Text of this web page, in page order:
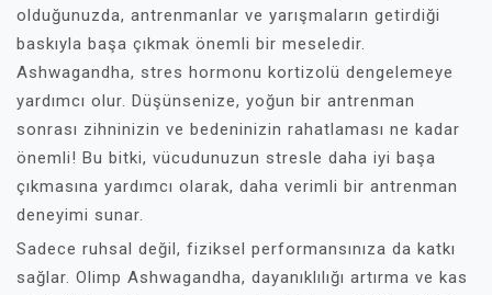
olduğunuzda, antrenmanlar ve yarışmaların getirdiği
baskıyla başa çıkmak önemli bir meseledir.
Ashwagandha, stres hormonu kortizolü dengelemeye
yardımcı olur. Düşünsenize, yoğun bir antrenman
sonrası zihninizin ve bedeninizin rahatlaması ne kadar
önemli! Bu bitki, vücudunuzun stresle daha iyi başa
çıkmasına yardımcı olarak, daha verimli bir antrenman
deneyimi sunar.
Sadece ruhsal değil, fiziksel performansınıza da katkı
sağlar. Olimp Ashwagandha, dayanıklılığı artırma ve kas